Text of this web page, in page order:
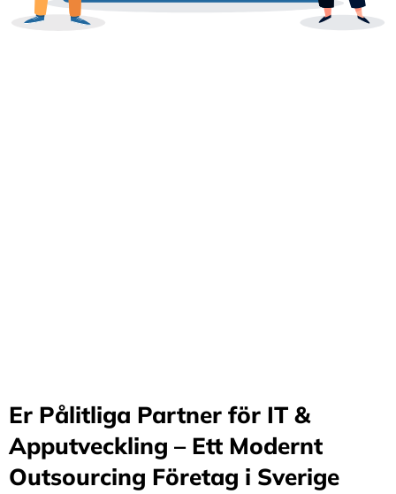
Er Pålitliga Partner för IT &
Apputveckling – Ett Modernt
Outsourcing Företag i Sverige